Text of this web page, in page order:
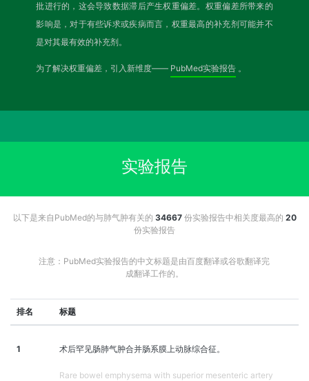
批进行的，这会导致数据滞后产生权重偏差。权重偏差所带来的
影响是，对于有些诉求或疾病而言，权重最高的补充剂可能并不
是对其最有效的补充剂。
为了解决权重偏差，引入新维度—— PubMed实验报告 。
实验报告
以下是来自PubMed的与肺气肿有关的 34667份实验报告中相关度最高的 20
份实验报告
注意：PubMed实验报告的中文标题是由百度翻译或谷歌翻译完
成翻译工作的。
排名 标题
1 术后罕见肠肺气肿合并肠系膜上动脉综合征。
Rare bowel emphysema with superior mesenteric artery